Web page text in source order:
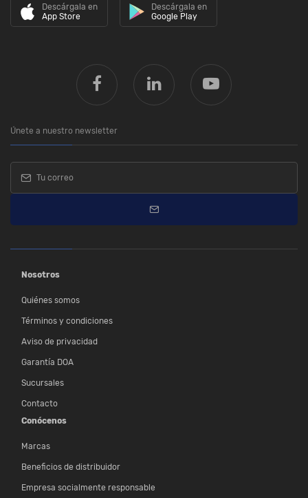
Descárgala en
App Store
Descárgala en
Google Play
Únete a nuestro newsletter
Nosotros
Quiénes somos
Términos y condiciones
Aviso de privacidad
Garantía DOA
Sucursales
Contacto
Conócenos
Marcas
Beneficios de distribuidor
Empresa socialmente responsable